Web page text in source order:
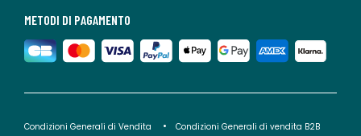
METODI DI PAGAMENTO
Condizioni Generali di Vendita Condizioni Generali di vendita B2B